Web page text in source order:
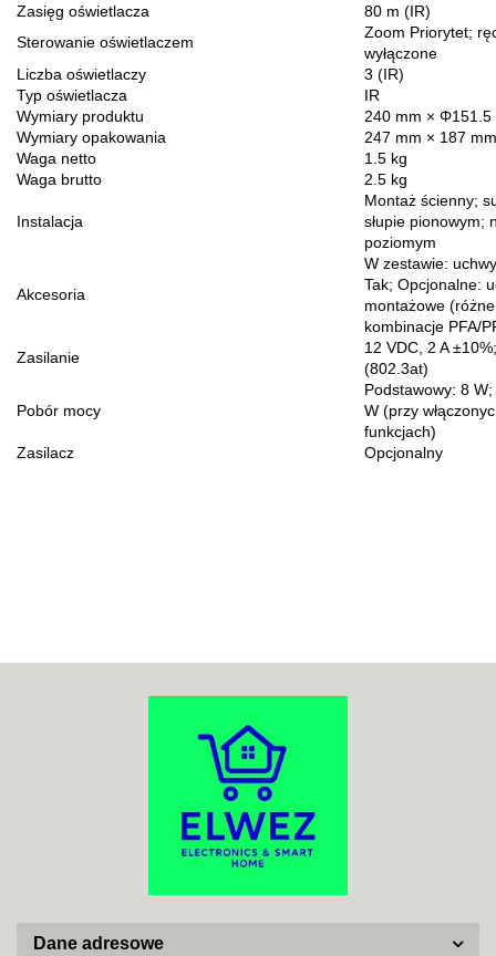
Zasięg oświetlacza
80 m (IR)
Sterowanie oświetlaczem
Zoom Priorytet;
wyłączone
Liczba oświetlaczy
3 (IR)
Typ oświetlacza
IR
Wymiary produktu
240 mm × Φ151.5
Wymiary opakowania
247 mm × 187
Waga netto
1.5 kg
Waga brutto
2.5 kg
Instalacja
Montaż ścienny;
słupie pionowym;
poziomym
Akcesoria
W zestawie:
Tak; Opcjonalne:
montażowe (różne
kombinacje PFA/
Zasilanie
12 VDC, 2 A
(802.3at)
Pobór mocy
Podstawowy: 8
W (przy
funkcjach)
Zasilacz
Opcjonalny
ACO
ADATA
Dane adresowe